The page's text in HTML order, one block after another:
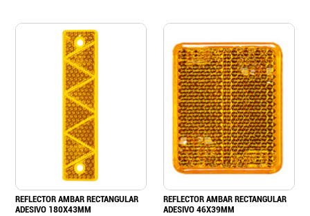
REFLECTOR AMBAR RECTANGULAR
ADESIVO 180X43MM
REFLECTOR AMBAR RECTANGULAR
ADESIVO 46X39MM